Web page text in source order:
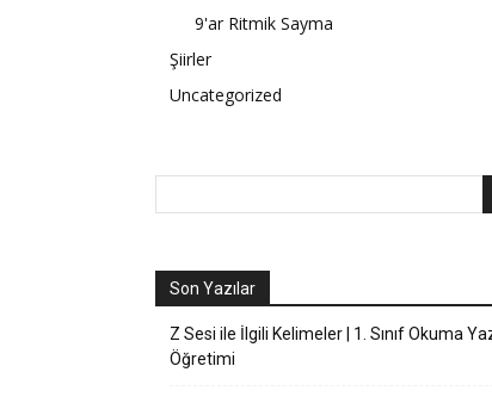
9'ar Ritmik Sayma
Şiirler
Uncategorized
Son Yazılar
Z Sesi ile İlgili Kelimeler | 1. Sınıf Okuma
Öğretimi